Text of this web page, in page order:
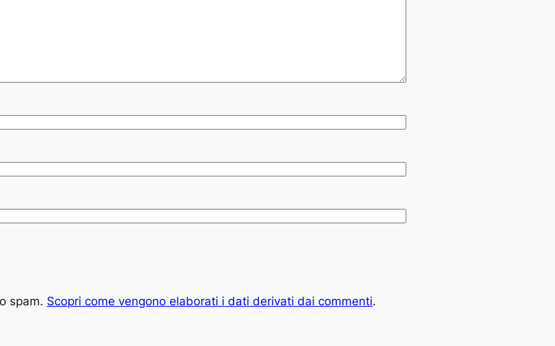
spam. Scopri come vengono elaborati i dati derivati dai commenti.